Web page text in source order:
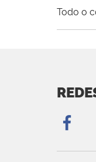
Todo o